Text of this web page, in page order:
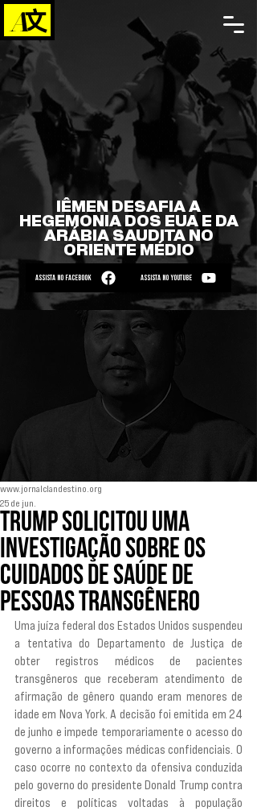
IÊMEN DESAFIA A
HEGEMONIA DOS EUA E DA
ARÁBIA SAUDITA NO
ORIENTE MÉDIO
ASSISTA NO FACEBOOK ASSISTA NO YOUTUBE
Trump solicitou uma
investigação sobre os
cuidados de saúde de
pessoas transgênero
www.jornalclandestino.org
25 de jun.
Uma juíza federal dos Estados Unidos suspendeu
a tentativa do Departamento de Justiça de
obter registros médicos de pacientes
transgêneros que receberam atendimento de
afirmação de gênero quando eram menores de
idade em Nova York. A decisão foi emitida em 24
de junho e impede temporariamente o acesso do
governo a informações médicas confidenciais. O
caso ocorre no contexto da ofensiva conduzida
pelo governo do presidente Donald Trump contra
direitos e políticas voltadas à população